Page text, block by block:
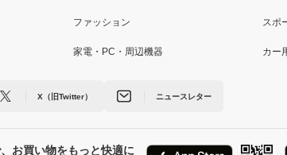
ファッション スポ
家電・PC・周辺機器 カー
X（旧Twitter） ニュースレター
お買い物をもっと快適に